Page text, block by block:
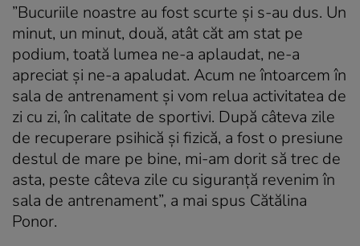
”Bucuriile noastre au fost scurte și s-au dus. Un
minut, un minut, două, atât căt am stat pe
podium, toată lumea ne-a aplaudat, ne-a
apreciat și ne-a apaludat. Acum ne întoarcem în
sala de antrenament și vom relua activitatea de
zi cu zi, în calitate de sportivi. După câteva zile
de recuperare psihică și fizică, a fost o presiune
destul de mare pe bine, mi-am dorit să trec de
asta, peste câteva zile cu siguranță revenim în
sala de antrenament”, a mai spus Cătălina
Ponor.